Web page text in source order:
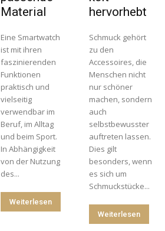
Material
Eine Smartwatch
ist mit ihren
faszinierenden
Funktionen
praktisch und
vielseitig
verwendbar im
Beruf, im Alltag
und beim Sport.
In Abhängigkeit
von der Nutzung
des...
Weiterlesen
hervorhebt
Schmuck gehört
zu den
Accessoires, die
Menschen nicht
nur schöner
machen, sondern
auch
selbstbewusster
auftreten lassen.
Dies gilt
besonders, wenn
es sich um
Schmuckstücke...
Weiterlesen